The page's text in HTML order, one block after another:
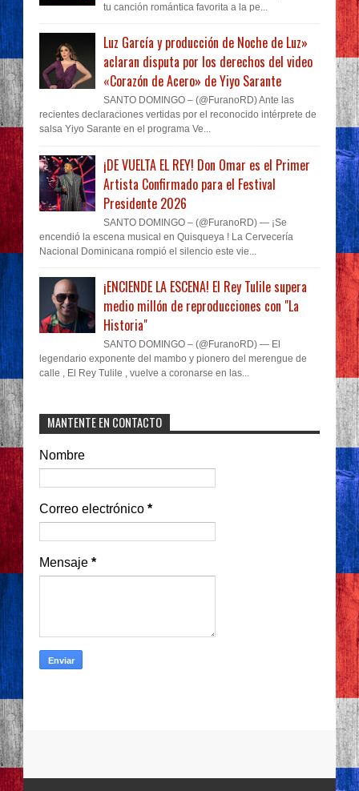
tu canción romántica favorita a la pe...
Luz García y producción de Noche de Luz»
aclaran disputa por los derechos del video
«Corazón de Acero» de Yiyo Sarante
SANTO DOMINGO – (@FuranoRD) Ante las
recientes declaraciones vertidas por el reconocido intérprete de
salsa Yiyo Sarante en el programa Ve...
¡DE VUELTA EL REY! Don Omar es el Primer
Artista Confirmado para el Festival
Presidente 2026
SANTO DOMINGO – (@FuranoRD) — ¡Se
encendió la escena musical en Quisqueya ! La Cervecería
Nacional Dominicana rompió el silencio este vie...
¡ENCIENDE LA ESCENA! El Rey Tulile supera
medio millón de reproducciones con "La
Historia"
SANTO DOMINGO – (@FuranoRD) — El
legendario exponente del mambo y pionero del merengue de
calle , El Rey Tulile , vuelve a coronarse en las...
MANTENTE EN CONTACTO
Nombre
Correo electrónico *
Mensaje *